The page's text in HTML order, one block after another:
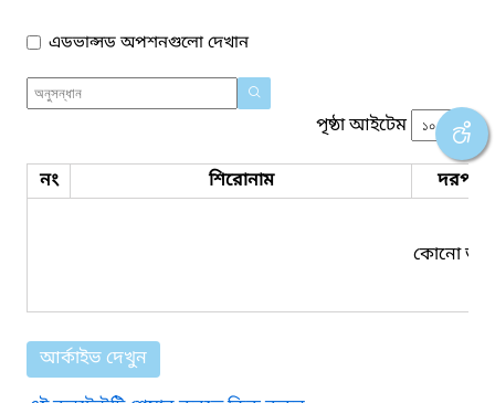
এডভান্সড অপশনগুলো দেখান
পৃষ্ঠা আইটেম
নং শিরোনাম দরপত্র
কোনো তথ্য
আর্কাইভ দেখুন